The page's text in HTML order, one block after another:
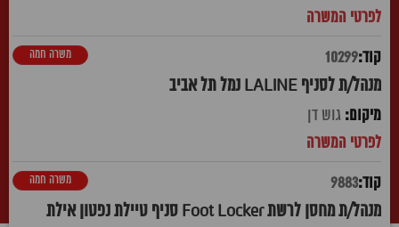
10299
מנהל/ת לסניף LALINE נמל תל אביב
משרה חמה
גוש דן
9883
מנהל/ת מחסן לרשת Foot Locker סניף טיילת נפטון אילת
משרה חמה